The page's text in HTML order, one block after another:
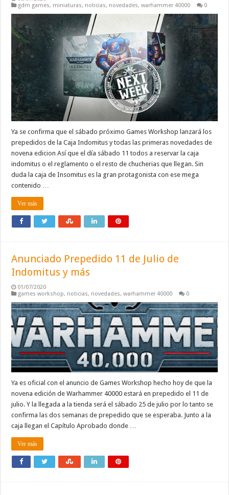
gdm games, miniaturas, noticias, novedades,warhammer 40000 0
Ya se confirma que el sábado próximo Games Workshop lanzará los
prepedidos de la Caja Indomitus y todas las primeras novedades de
novena edicion Así que el día sábado 11 todos a reservar la caja
indomitus o el reglamento o el resto de chucherias que llegan. Sin
duda la caja de Insomitus es la gran protagonista con ese mega
contenido …
Ver más
Anunciado Prepedido 11 de Julio de
Indomitus y más
01/07/2020
games workshop, noticias, novedades,warhammer 40000 0
Ya es oficial con el anuncio de Games Workshop hecho hoy de que la
novena edición de Warhammer 40000 estará en prepedido el 11 de
julio. Y la llegada a la tienda será el sábado 25 de julio por lo tanto se
confirma las dos semanas de prepedido que se esperaba. Junto a la
caja llegan el Capítulo Aprobado donde …
Ver más